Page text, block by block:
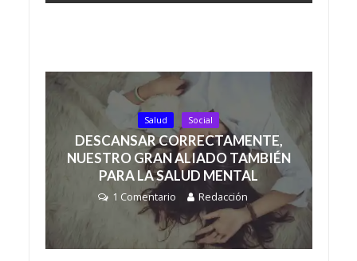
Salud Social
DESCANSAR CORRECTAMENTE,
NUESTRO GRAN ALIADO TAMBIÉN
PARA LA SALUD MENTAL
1 Comentario Redacción